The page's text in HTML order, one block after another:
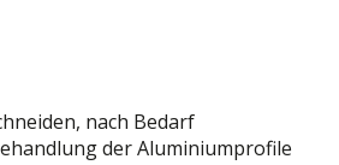
nach Bedarf
der Aluminiumprofile